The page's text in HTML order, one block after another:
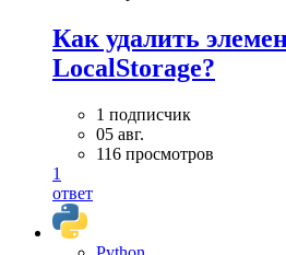
Как удалить
LocalStorage?
1 подписчик
05 авг.
116 просмотров
1
ответ